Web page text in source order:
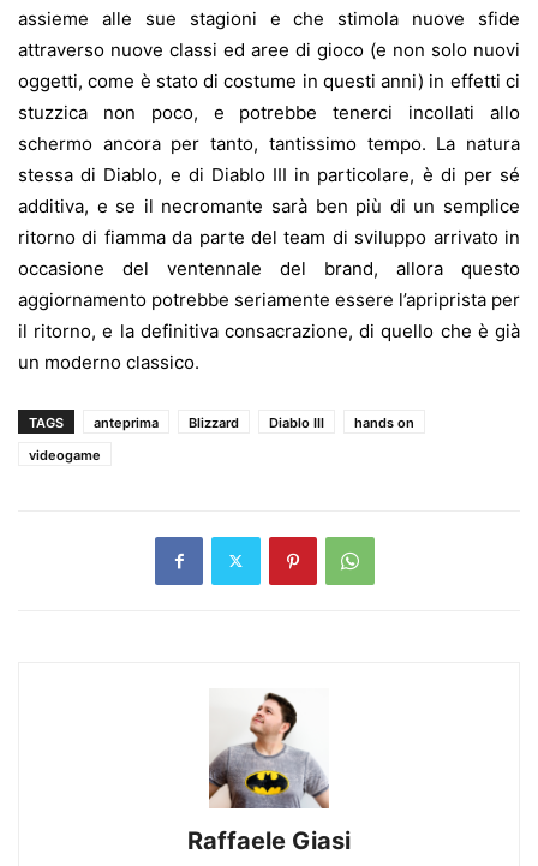
assieme alle sue stagioni e che stimola nuove sfide
attraverso nuove classi ed aree di gioco (e non solo nuovi
oggetti, come è stato di costume in questi anni) in effetti ci
stuzzica non poco, e potrebbe tenerci incollati allo
schermo ancora per tanto, tantissimo tempo. La natura
stessa di Diablo, e di Diablo III in particolare, è di per sé
additiva, e se il necromante sarà ben più di un semplice
ritorno di fiamma da parte del team di sviluppo arrivato in
occasione del ventennale del brand, allora questo
aggiornamento potrebbe seriamente essere l’apriprista per
il ritorno, e la definitiva consacrazione, di quello che è già
un moderno classico.
TAGS anteprima Blizzard Diablo III
hands on
videogame
Raffaele Giasi